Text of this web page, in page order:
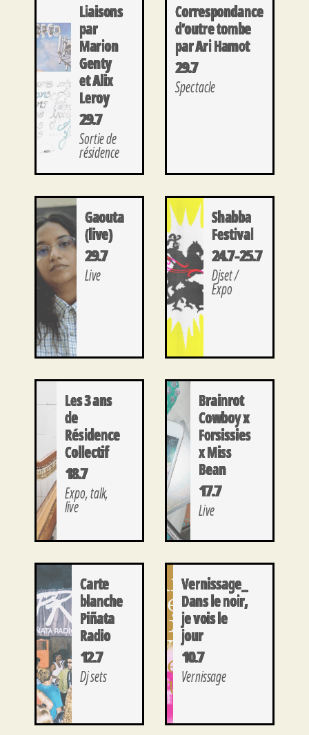
Liaisons
par
Marion
Genty
et Alix
Leroy
29.7
Sortie de
résidence
Correspondance
d’outre tombe
par Ari Hamot
29.7
Spectacle
Gaouta
(live)
29.7
Live
Shabba
Festival
24.7 - 25.7
Djset /
Expo
Les 3 ans
de
Résidence
Collectif
18.7
Expo, talk,
live
Brainrot
Cowboy x
Forsissies
x Miss
Bean
17.7
Live
Carte
blanche
Piñata
Radio
12.7
Dj sets
Vernissage_
Dans le noir,
je vois le
jour
10.7
Vernissage